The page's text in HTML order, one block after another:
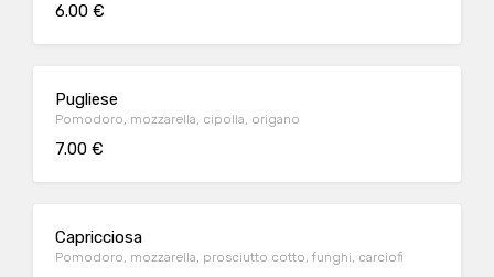
6.00 €
Pugliese
Pomodoro, mozzarella, cipolla, origano
7.00 €
Capricciosa
Pomodoro, mozzarella, prosciutto cotto, funghi, carciofi